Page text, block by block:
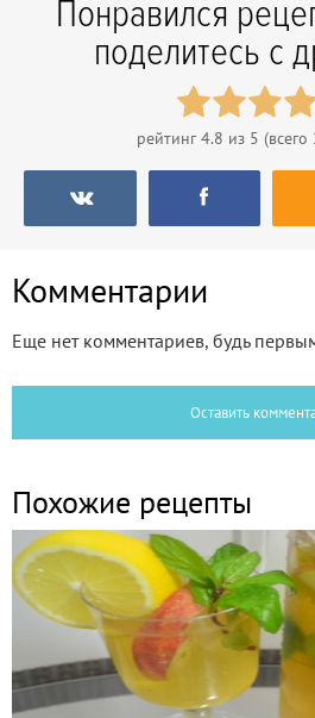
Понравился
поделитесь с
рейтинг4.8 из 5 (всего
Комментарии
Еще нет комментариев, будь
Оставить
Похожие рецепты